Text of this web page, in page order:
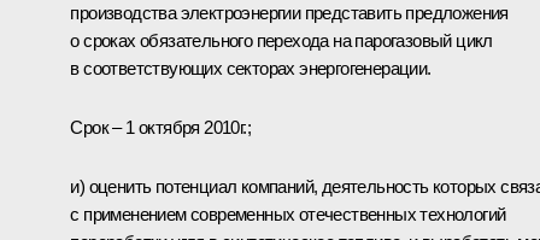
производства электроэнергии представить предложения
о сроках обязательного перехода на парогазовый цикл
в соответствующих секторах энергогенерации.
Срок – 1 октября 2010г.;
и) оценить потенциал компаний, деятельность которых
с применением современных отечественных технологий